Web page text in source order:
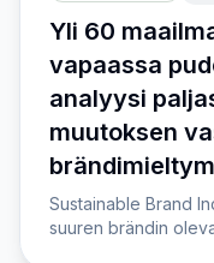
Yli 60
vapaassa
analyysi
muutoksen
Sustainable Brand
suuren brändin